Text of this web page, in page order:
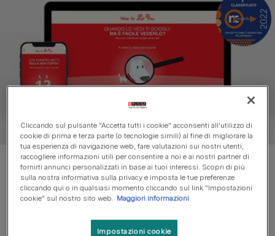
Purina è stata premiata agli NC Awards 2022 per la
campagna "Nice to Pet You"
settore PetCare, è stato
Cliccando sul pulsante "Accetta tutti i cookie" acconsenti all'utilizzo di
cookie di prima e terza parte (o tecnologie simili) al fine di migliorare la
tua esperienza di navigazione web, fare valutazioni sui nostri utenti,
raccogliere informazioni utili per consentire a noi e ai nostri partner di
fornirti annunci personalizzati in base ai tuoi interessi. Scopri di più
sulla nostra informativa sulla privacy e imposta le tue preferenze
cliccando qui o in qualsiasi momento cliccando sul link "Impostazioni
cookie" sul nostro sito web. Maggiori informazioni
Impostazioni cookie